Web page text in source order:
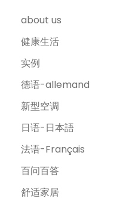
about us
健康生活
实例
德语-allemand
新型空调
日语-日本語
法语-Français
百问百答
舒适家居